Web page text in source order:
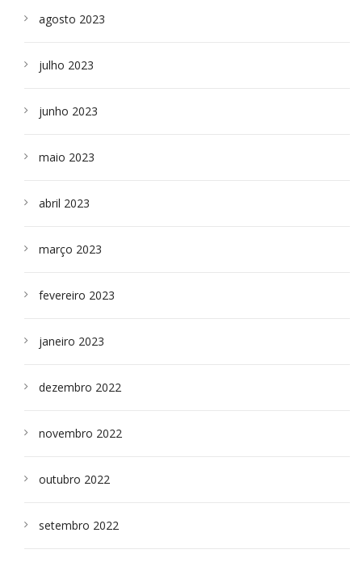
agosto 2023
julho 2023
junho 2023
maio 2023
abril 2023
março 2023
fevereiro 2023
janeiro 2023
dezembro 2022
novembro 2022
outubro 2022
setembro 2022